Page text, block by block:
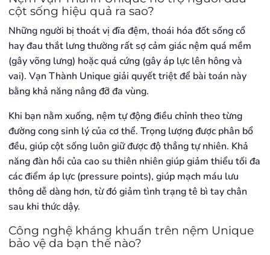
cột sống hiệu quả ra sao?
Những người bị thoát vị đĩa đệm, thoái hóa đốt sống cổ
hay đau thắt lưng thường rất sợ cảm giác nệm quá mềm
(gây võng lưng) hoặc quá cứng (gây áp lực lên hông và
vai). Vạn Thành Unique giải quyết triệt để bài toán này
bằng khả năng nâng đỡ đa vùng.
Khi bạn nằm xuống, nệm tự động điều chỉnh theo từng
đường cong sinh lý của cơ thể. Trọng lượng được phân bổ
đều, giúp cột sống luôn giữ được độ thẳng tự nhiên. Khả
năng đàn hồi của cao su thiên nhiên giúp giảm thiểu tối đa
các điểm áp lực (pressure points), giúp mạch máu lưu
thông dễ dàng hơn, từ đó giảm tình trạng tê bì tay chân
sau khi thức dậy.
Công nghệ kháng khuẩn trên nệm Unique
bảo vệ da bạn thế nào?